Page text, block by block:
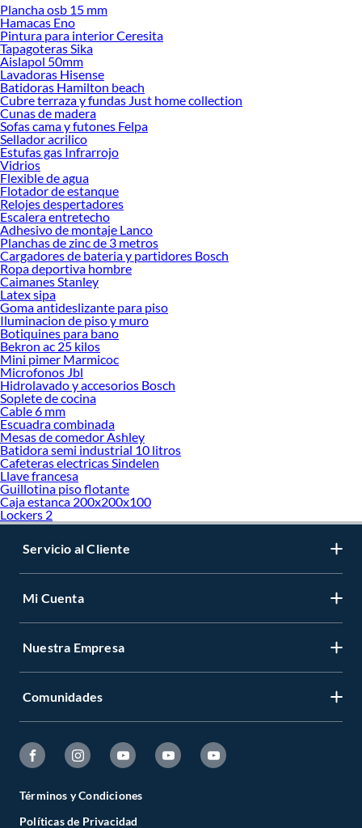
Desde remodelaciones hasta proyectos de decoración, estamos aquí para hacer
tus ideas realidad. ¡Visítanos y encuentra todo lo que tenemos para ofrecerte en
Tapagoteras!
Explora la variedad de productos de Tapagoteras en Sodimac
Herramientas, materiales y accesorios de calidad para tus proyectos y
renovación de espacios. ¡Visítanos y descubre todo lo que tenemos para
ofrecerte!
Encuentra una amplia variedad de productos de Tapagoteras en Sodimac.
Encuentra todo lo necesario para tus proyectos de renovación y decoración.
¡Visítanos y haz tus ideas realidad!
Plancha osb 15 mm
Hamacas Eno
Pintura para interior Ceresita
Tapagoteras Sika
Aislapol 50mm
Lavadoras Hisense
Batidoras Hamilton beach
Cubre terraza y fundas Just home collection
Cunas de madera
Sofas cama y futones Felpa
Sellador acrilico
Estufas gas Infrarrojo
Vidrios
Flexible de agua
Flotador de estanque
Relojes despertadores
Escalera entretecho
Adhesivo de montaje Lanco
Planchas de zinc de 3 metros
Cargadores de bateria y partidores Bosch
Ropa deportiva hombre
Caimanes Stanley
Latex sipa
Goma antideslizante para piso
Iluminacion de piso y muro
Botiquines para bano
Bekron ac 25 kilos
Mini pimer Marmicoc
Microfonos Jbl
Hidrolavado y accesorios Bosch
Soplete de cocina
Cable 6 mm
Escuadra combinada
Mesas de comedor Ashley
Batidora semi industrial 10 litros
Cafeteras electricas Sindelen
Llave francesa
Guillotina piso flotante
Caja estanca 200x200x100
Lockers 2
Servicio al Cliente
Mi Cuenta
Nuestra Empresa
Comunidades
Términos y Condiciones
Políticas de Privacidad